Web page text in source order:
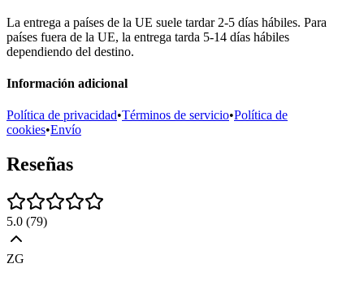
La entrega a países de la UE suele tardar 2-5 días hábiles. Para
países fuera de la UE, la entrega tarda 5-14 días hábiles
dependiendo del destino.
Información adicional
Política de privacidad•Términos de servicio•Política de
cookies•Envío
Reseñas
5.0 (79)
ZG